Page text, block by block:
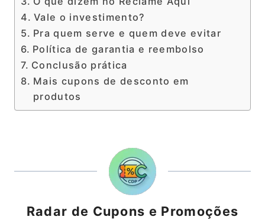
Vale o investimento?
Pra quem serve e quem deve evitar
Política de garantia e reembolso
Conclusão prática
Mais cupons de desconto em
produtos
Radar de Cupons e Promoções